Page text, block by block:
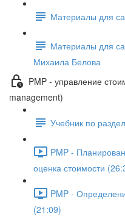
Материалы для
Материалы для
Михаила Белова
PMP - управление
management)
Учебник по
PMP -
оценка стоимости
PMP -
(21:09)